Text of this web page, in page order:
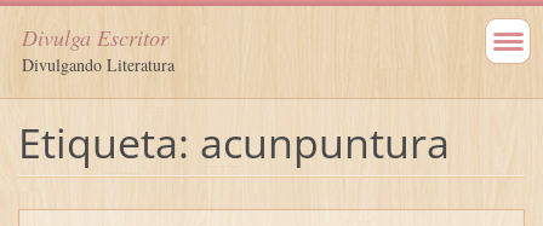
Divulga Escritor
Divulgando Literatura
Etiqueta: acunpuntura